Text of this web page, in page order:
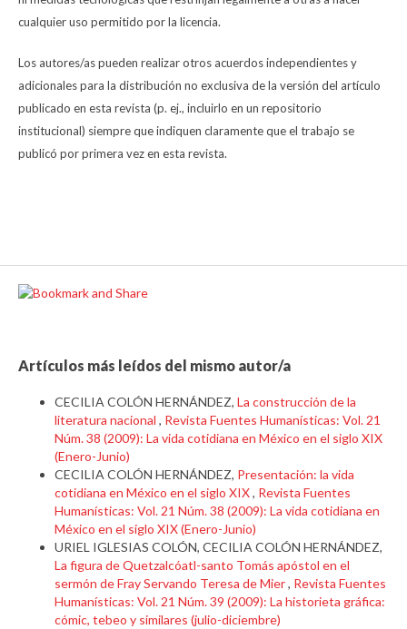
cualquier uso permitido por la licencia.
Los autores/as pueden realizar otros acuerdos independientes y
adicionales para la distribución no exclusiva de la versión del artículo
publicado en esta revista (p. ej., incluirlo en un repositorio
institucional) siempre que indiquen claramente que el trabajo se
publicó por primera vez en esta revista.
Artículos más leídos del mismo autor/a
CECILIA COLÓN HERNÁNDEZ, La construcción de la
literatura nacional , Revista Fuentes Humanísticas: Vol. 21
Núm. 38 (2009): La vida cotidiana en México en el siglo XIX
(Enero-Junio)
CECILIA COLÓN HERNÁNDEZ, Presentación: la vida
cotidiana en México en el siglo XIX, Revista Fuentes
Humanísticas: Vol. 21 Núm. 38 (2009): La vida cotidiana en
México en el siglo XIX (Enero-Junio)
URIEL IGLESIAS COLÓN, CECILIA COLÓN HERNÁNDEZ,
La figura de Quetzalcóatl-santo Tomás apóstol en el
sermón de Fray Servando Teresa de Mier, Revista Fuentes
Humanísticas: Vol. 21 Núm. 39 (2009): La historieta gráfica:
cómic, tebeo y similares (julio-diciembre)